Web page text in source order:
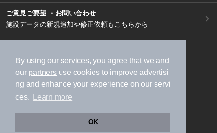
By using our services, you agree that we and
our partners use cookies to improve advertisi
ng and enhance your experience on our servi
ces.
Learn more
OK
ご意見ご要望 ・お問い合わせ
施設データの新規追加や修正依頼もこちらから
加盟店募集（資料請求）
広告出稿のご案内
利用規約
ライフスタイルMEMBERS+規約
特定商取引法に基づく表記
ヘルプ
採用情報
運営会社